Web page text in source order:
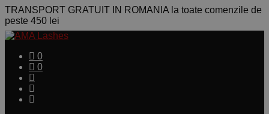
TRANSPORT GRATUIT IN ROMANIA la toate comenzile de
peste 450 lei
0
0